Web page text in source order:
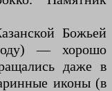
Божьей
— хорошо
даже в
иконы (в